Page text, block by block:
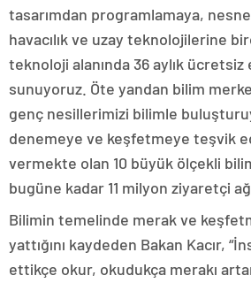
tasarımdan programlamaya,
havacılık ve uzay teknolojilerine
teknoloji alanında 36 aylık ücretsiz
sunuyoruz. Öte yandan bilim
genç nesillerimizi bilimle
denemeye ve keşfetmeye teşvik
vermekte olan 10 büyük ölçekli
bugüne kadar 11 milyon ziyaretçi
Bilimin temelinde merak ve
yattığını kaydeden Bakan Kacır,
ettikçe okur, okudukça merakı